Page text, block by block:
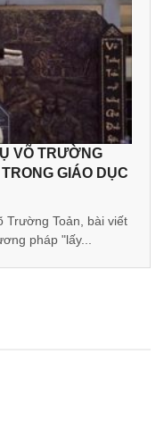
VÕ TRƯỜNG
GIÁO DỤC
Trường Toản, bài viết
pháp "lấy...